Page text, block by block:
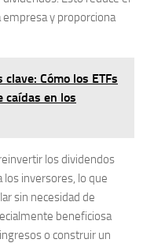
empresa y proporciona
clave: Cómo los ETFs
caídas en los
los dividendos
inversores, lo que
sin necesidad de
beneficiosa
o construir un